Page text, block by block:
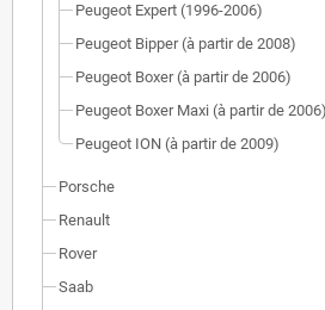
Peugeot Expert (1996-2006)
Peugeot Bipper (à partir de 2008)
Peugeot Boxer (à partir de 2006)
Peugeot Boxer Maxi (à partir de 2006)
Peugeot ION (à partir de 2009)
Porsche
Renault
Rover
Saab